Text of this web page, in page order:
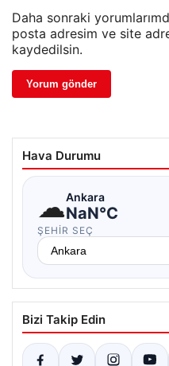
Daha sonraki
posta adresim ve site
kaydedilsin.
Hava Durumu
☁Ankara
NaN°C
ŞEHIR SEÇ
Bizi Takip Edin